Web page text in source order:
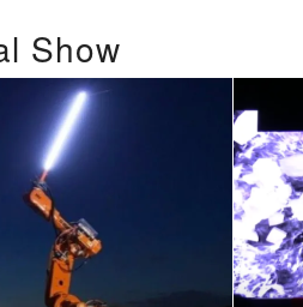
Show
Digital
julio 31, 2023